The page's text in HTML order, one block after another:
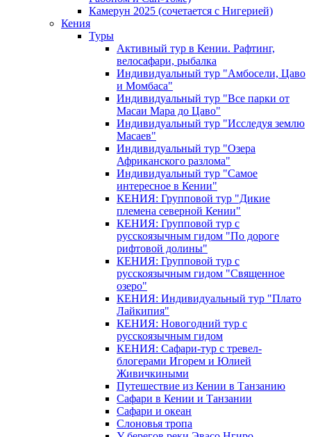
Камерун 2025 (сочетается с Нигерией)
Кения
Туры
Активный тур в Кении. Рафтинг,
велосафари, рыбалка
Индивидуальный тур "Амбосели, Цаво
и Момбаса"
Индивидуальный тур "Все парки от
Масаи Мара до Цаво"
Индивидуальный тур "Исследуя землю
Масаев"
Индивидуальный тур "Озера
Африканского разлома"
Индивидуальный тур "Самое
интересное в Кении"
КЕНИЯ: Групповой тур "Дикие
племена северной Кении"
КЕНИЯ: Групповой тур с
русскоязычным гидом "По дороге
рифтовой долины"
КЕНИЯ: Групповой тур с
русскоязычным гидом "Священное
озеро"
КЕНИЯ: Индивидуальный тур "Плато
Лайкипия"
КЕНИЯ: Новогодний тур с
русскоязычным гидом
КЕНИЯ: Сафари-тур с тревел-
блогерами Игорем и Юлией
Живичкиными
Путешествие из Кении в Танзанию
Сафари в Кении и Танзании
Сафари и океан
Слоновья тропа